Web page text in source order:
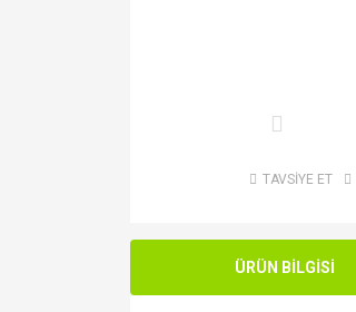
TAVSİYE ET
ÜRÜN BİLGİSİ